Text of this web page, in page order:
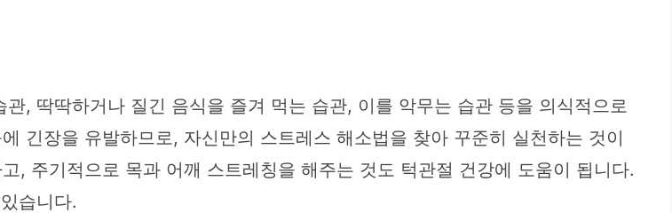
, 딱딱하거나 질긴 음식을 즐겨 먹는 습관, 이를 악무는 습관 등을 의식적으로
긴장을 유발하므로, 자신만의 스트레스 해소법을 찾아 꾸준히 실천하는 것이
, 주기적으로 목과 어깨 스트레칭을 해주는 것도 턱관절 건강에 도움이 됩니다.
습니다.